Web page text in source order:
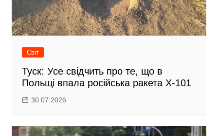
Світ
Туск: Усе свідчить про те, що в
Польщі впала російська ракета Х-101
30.07.2026